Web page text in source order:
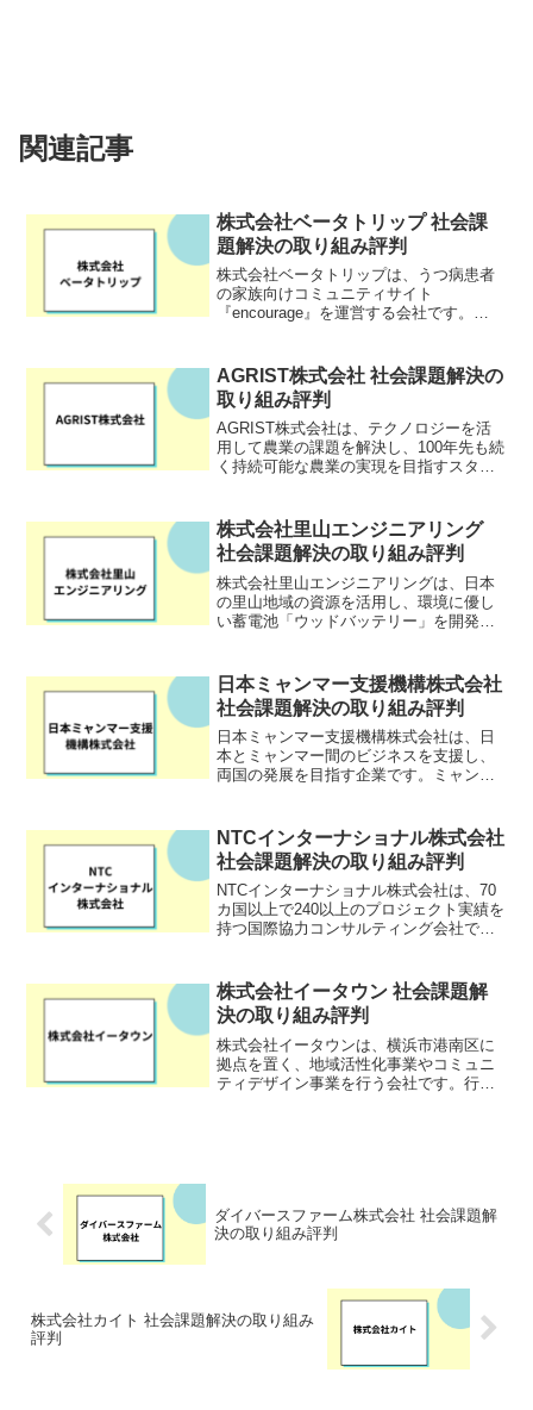
関連記事
株式会社ベータトリップ 社会課
題解決の取り組み評判
株式会社ベータトリップは、うつ病患者
の家族向けコミュニティサイト
『encourage』を運営する会社です。
す。患者やその家族、医療・産業保健分
野の知識・経験を体...
AGRIST株式会社 社会課題解決の
取り組み評判
AGRIST株式会社は、テクノロジーを活
用して農業の課題を解決し、100年先も続
く持続可能な農業の実現を目指すスター
国で展開しています。本社は宮崎県新富
町にあり、20...
株式会社里山エンジニアリング
社会課題解決の取り組み評判
株式会社里山エンジニアリングは、日本
の里山地域の資源を活用し、環境に優し
い蓄電池「ウッドバッテリー」を開発し
可能な社会の実現を目指しています。同
社は、東北大学との連携の...
日本ミャンマー支援機構株式会社
社会課題解決の取り組み評判
日本ミャンマー支援機構株式会社は、日
本とミャンマー間のビジネスを支援し、
両国の発展を目指す企業です。ミャンマ
など、幅広いサポートを提供していま
す。特に、ミャンマー人材の...
NTCインターナショナル株式会社
社会課題解決の取り組み評判
NTCインターナショナル株式会社は、70
カ国以上で240以上のプロジェクト実績を
持つ国際協力コンサルティング会社で
野で途上国の課題解決を支援していま
す。特に、アフリカ地域...
株式会社イータウン 社会課題解
決の取り組み評判
株式会社イータウンは、横浜市港南区に
拠点を置く、地域活性化事業やコミュニ
ティデザイン事業を行う会社です。行
ダイバースファーム株式会社 社会課題解
決の取り組み評判
株式会社カイト 社会課題解決の取り組み
評判